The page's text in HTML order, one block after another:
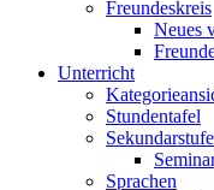
Freundeskreis
Neues
Unterricht
Stundentafel
Sprachen